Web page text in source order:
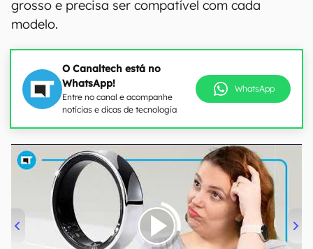
grosso e precisa ser compatível com cada
modelo.
O Canaltech está no
WhatsApp!
Entre no canal e acompanhe
notícias e dicas de tecnologia
WhatsApp